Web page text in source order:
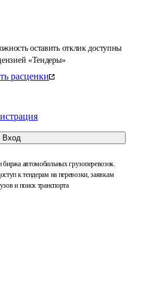
оставить отклик доступны
«Тендеры»
расценки
Вход
автомобильных грузоперевозок.
к тендерам на перевозки, заявкам
и поиск транспорта